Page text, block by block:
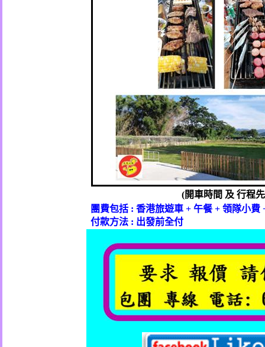
(開車時間 及 行程
團費包括 :香港旅遊車 +午餐+領隊小費
付款方法 : 出發前全付